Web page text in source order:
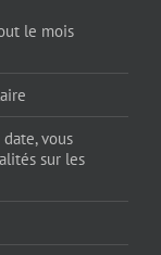
le mois
vous
sur les